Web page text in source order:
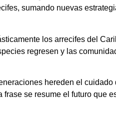
sumando nuevas
los arrecifes del
regresen y las
hereden el cuidado
se resume el futuro que